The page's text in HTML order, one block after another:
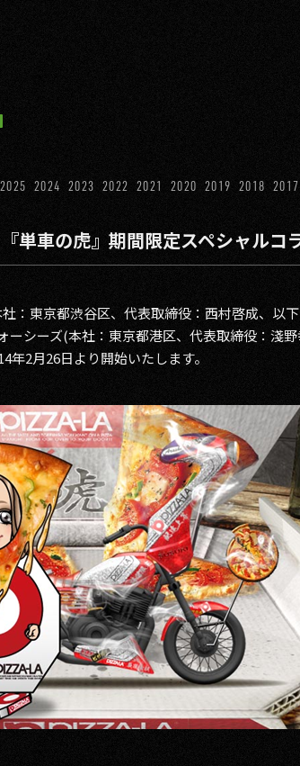
2025 2024 2023 2022 2021 2020 2019 2018 2017
単車の虎』期間限定スペシャルコ
：東京都渋谷区、代表取締役：西村啓成、以
ーシーズ(本社：東京都港区、代表取締役：淺
年2月26日より開始いたします。